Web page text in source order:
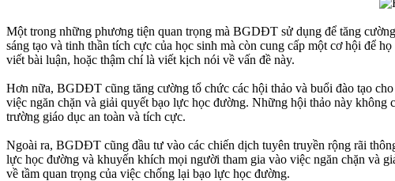
Một trong những phương tiện quan trọng mà BGDĐT sử dụng để tăng
sáng tạo và tinh thần tích cực của học sinh mà còn cung cấp một cơ hội để
viết bài luận, hoặc thậm chí là viết kịch nói về vấn đề này.
Hơn nữa, BGDĐT cũng tăng cường tổ chức các hội thảo và buổi đào tạo
việc ngăn chặn và giải quyết bạo lực học đường. Những hội thảo này
trường giáo dục an toàn và tích cực.
Ngoài ra, BGDĐT cũng đầu tư vào các chiến dịch tuyên truyền rộng rãi
lực học đường và khuyến khích mọi người tham gia vào việc ngăn chặn và
về tầm quan trọng của việc chống lại bạo lực học đường.